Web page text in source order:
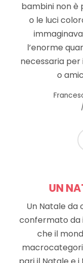
bambini non è
o le luci
l’enorme
necessaria
o
by
UN
Un Natale da
confermato da
che il